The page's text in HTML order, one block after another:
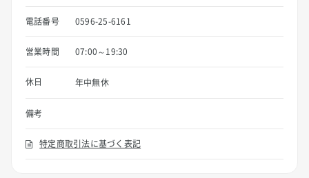
電話番号 0596-25-6161
営業時間 07:00～19:30
休日 年中無休
備考
特定商取引法に基づく表記